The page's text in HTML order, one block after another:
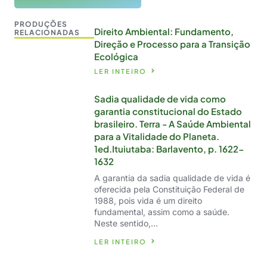
PRODUÇÕES
RELACIONADAS
Direito Ambiental: Fundamento,
Direção e Processo para a Transição
Ecológica
LER INTEIRO
Sadia qualidade de vida como
garantia constitucional do Estado
brasileiro. Terra - A Saúde Ambiental
para a Vitalidade do Planeta.
1ed.Ituiutaba: Barlavento, p. 1622-
1632
A garantia da sadia qualidade de vida é
oferecida pela Constituição Federal de
1988, pois vida é um direito
fundamental, assim como a saúde.
Neste sentido,…
LER INTEIRO